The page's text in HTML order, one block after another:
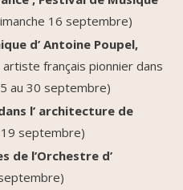
16 septembre)
d’ Antoine Poupel,
artiste français pionnier dans
au 30 septembre)
l’ architecture de
septembre)
de l’Orchestre d’